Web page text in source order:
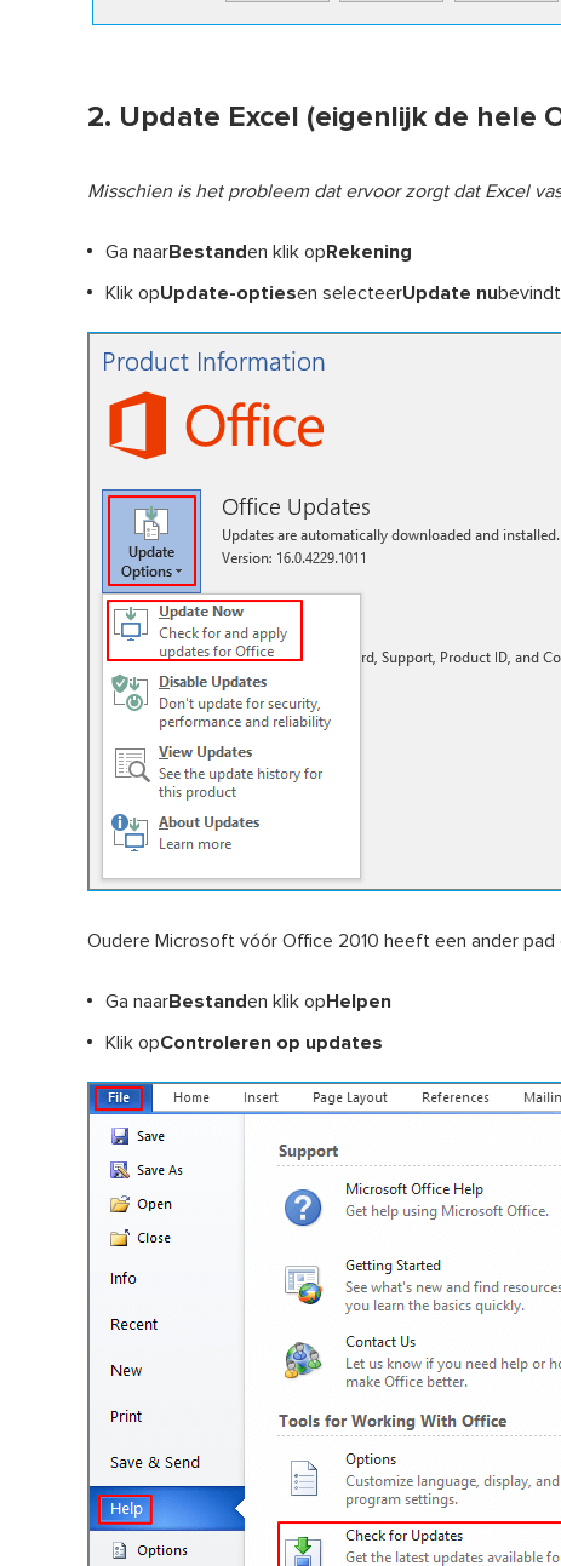
2. Update Excel (eigenlijk de hele
Misschien is het probleem dat ervoor zorgt dat Excel
Ga naarBestanden klik op Rekening
Klik opUpdate-optiesen selecteerUpdate nu
Oudere Microsoft vóór Office 2010 heeft een ander pad
Ga naarBestanden klik op Helpen
Klik opControleren op updates